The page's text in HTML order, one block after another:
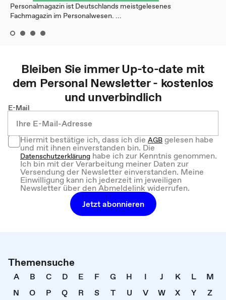
Personalmagazin ist Deutschlands meistgelesenes
Fachmagazin im Personalwesen. ...
Bleiben Sie immer Up-to-date mit
dem Personal Newsletter - kostenlos
und unverbindlich
E-Mail
Hiermit bestätige ich, dass ich dieAGBgelesen habe
und mit ihnen einverstanden bin. Die
Datenschutzerklärung habe ich zur Kenntnis genommen.
Ich bin mit der Verarbeitung meiner Daten zur
Versendung der Newsletter einverstanden. Meine
Einwilligung kann ich jederzeit im jeweiligen
Newsletter über den Abmeldelink widerrufen.
Jetzt abonnieren
Themensuche
A B C D E F G H I J K L
M
N
O P Q R S T U V W X Y
Z